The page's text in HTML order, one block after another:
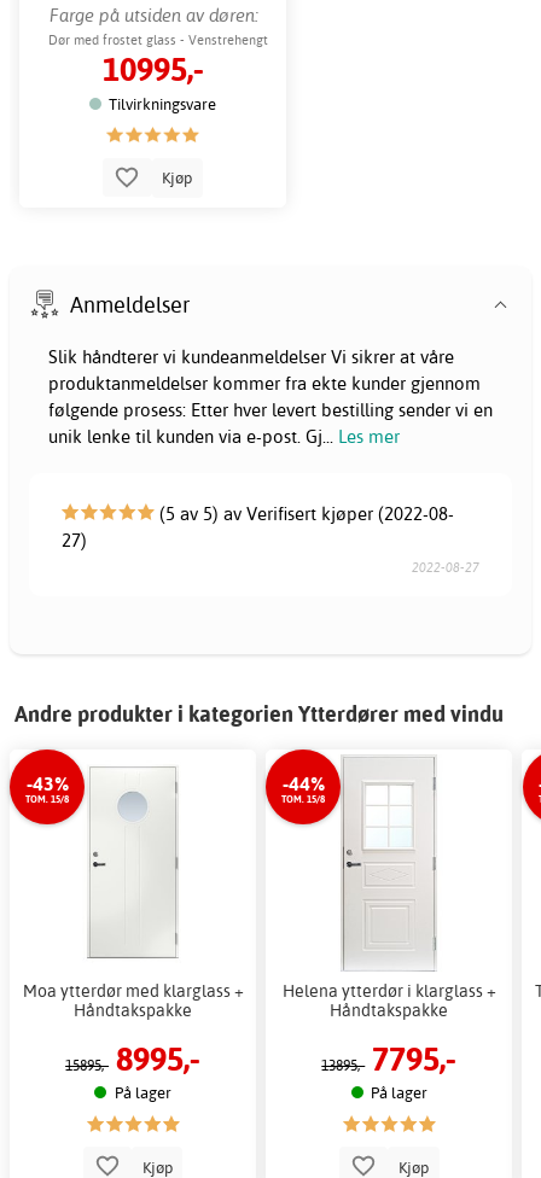
Farge på utsiden av døren:
Grønn
Dør med frostet glass - Venstrehengt
10995,-
Tilvirkningsvare
Kjøp
Anmeldelser
Slik håndterer vi kundeanmeldelser Vi sikrer at våre
produktanmeldelser kommer fra ekte kunder gjennom
følgende prosess: Etter hver levert bestilling sender vi en
unik lenke til kunden via e-post. Gj... Les mer
(5 av 5) av Verifisert kjøper (2022-08-
27)
2022-08-27
Andre produkter i kategorien Ytterdører med vindu
-43%
TOM. 15/8
Moa ytterdør med klarglass +
Håndtakspakke
15895,- 8995,-
På lager
Kjøp
-44%
TOM. 15/8
Helena ytterdør i klarglass +
Håndtakspakke
13895,- 7795,-
På lager
Kjøp